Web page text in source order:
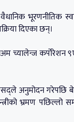
वैधानिक भूरणनीतिक
दिएका छन्।
च्यालेन्ज कर्पोरेशन
अनुमोदन गरेपछि
भ्रमण पछिल्लो